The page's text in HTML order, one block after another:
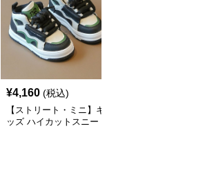
¥4,160 (税込)
【ストリート・ミニ】キ
ッズ ハイカットスニー